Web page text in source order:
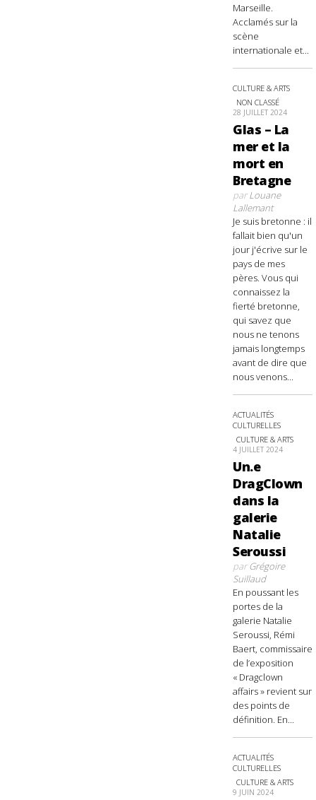
Marseille.
Acclamés sur la
scène
internationale et...
CULTURE & ARTS
NON CLASSÉ
28 JUILLET 2024
Glas – La
mer et la
mort en
Bretagne
parLouane
Lallemant
Je suis bretonne : il
fallait bien qu'un
jour j'écrive sur le
pays de mes
pères. Vous qui
connaissez la
fierté bretonne,
qui savez que
nous ne tenons
jamais longtemps
avant de dire que
nous venons...
ACTUALITÉS
CULTURELLES
CULTURE & ARTS
4 JUILLET 2024
Un.e
DragClown
dans la
galerie
Natalie
Seroussi
parGrégoire
Suillaud
En poussant les
portes de la
galerie Natalie
Seroussi, Rémi
Baert, commissaire
de l’exposition
« Dragclown
affairs » revient sur
des points de
définition. En...
ACTUALITÉS
CULTURELLES
CULTURE & ARTS
9 JUIN 2024